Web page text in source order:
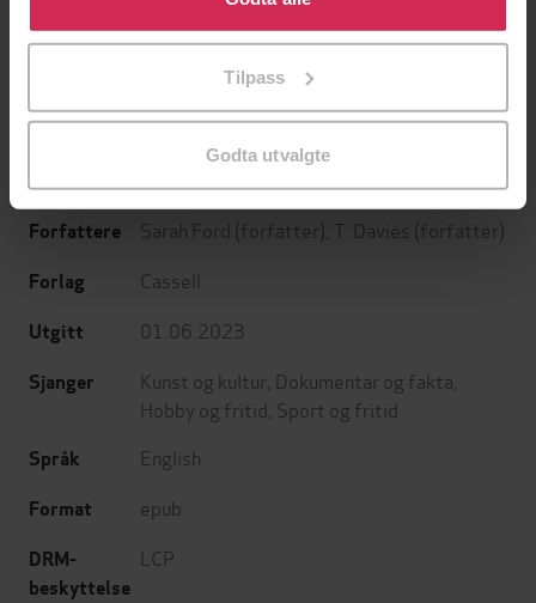
tilpasse ditt samtykke til spesifikke formål ved å klikke
Tilpass
Godta utvalgte
Celebrate the Manager of England's World
Cup Finalists
Forfattere Sarah Ford (forfatter), T. Davies (forfatter)
Forlag Cassell
Utgitt 01.06.2023
Sjanger Kunst og kultur Dokumentar og fakta
Hobby og fritid Sport og fritid
Språk English
Format epub
DRM-
beskyttelse
LCP